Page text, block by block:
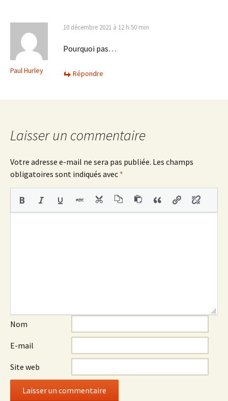
Paul Hurley
10 décembre 2021 à 12 h 50 min
Pourquoi pas…
Répondre
Laisser un commentaire
Votre adresse e-mail ne sera pas publiée. Les champs
obligatoires sont indiqués avec *
Nom
E-mail
Site web